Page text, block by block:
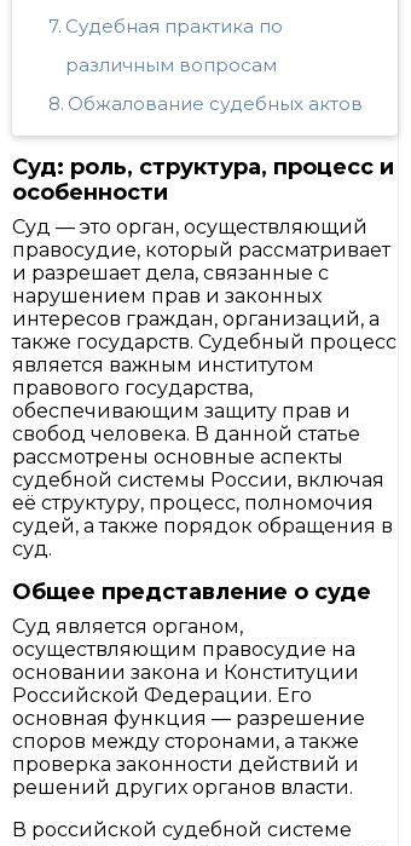
Судебная практика по
различным вопросам
Обжалование судебных актов
Суд: роль, структура, процесс и
особенности
Суд — это орган, осуществляющий
правосудие, который рассматривает
и разрешает дела, связанные с
нарушением прав и законных
интересов граждан, организаций, а
также государств. Судебный процесс
является важным институтом
правового государства,
обеспечивающим защиту прав и
свобод человека. В данной статье
рассмотрены основные аспекты
судебной системы России, включая
её структуру, процесс, полномочия
судей, а также порядок обращения в
суд.
Общее представление о суде
Суд является органом,
осуществляющим правосудие на
основании закона и Конституции
Российской Федерации. Его
основная функция — разрешение
споров между сторонами, а также
проверка законности действий и
решений других органов власти.
В российской судебной системе